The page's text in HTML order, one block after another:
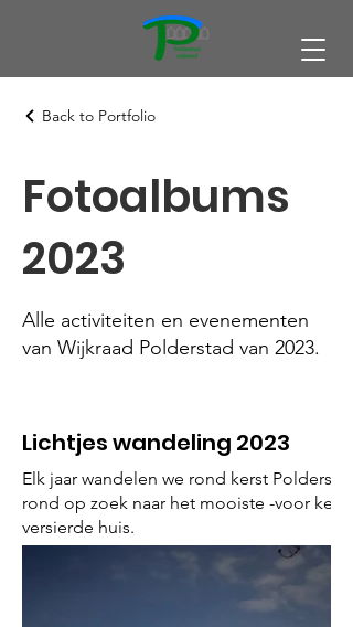
Back to Portfolio
Fotoalbums
2023
Alle activiteiten en evenementen
van Wijkraad Polderstad van 2023.
Lichtjes wandeling 2023
Elk jaar wandelen we rond kerst Polderstad
rond op zoek naar het mooiste -voor kerst-
versierde huis.